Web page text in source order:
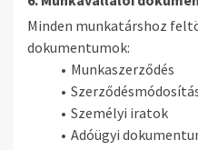
Minden munkatárshoz
dokumentumok:
Munkaszerződés
Személyi iratok
Adóügyi